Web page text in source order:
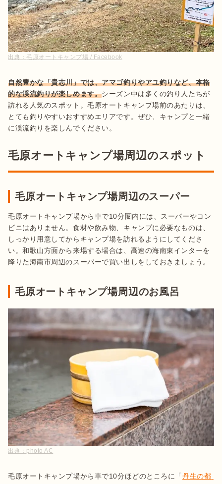
出典：毛原オートキャンプ場 / Facebook
自然豊かな「貴志川」では、アマゴ釣りやアユ釣りなど、本格
的な渓流釣りが楽しめます。シーズン中は多くの釣り人たちが
訪れる人気のスポット。毛原オートキャンプ場前のあたりは、
とても釣りやすいおすすめエリアです。ぜひ、キャンプと一緒
に渓流釣りを楽しんでください。
毛原オートキャンプ場周辺のスポット
毛原オートキャンプ場周辺のスーパー
毛原オートキャンプ場から車で10分圏内には、スーパーやコン
ビニはありません。食材や飲み物、キャンプに必要なものは、
しっかり用意してからキャンプ場を訪れるようにしてくださ
い。和歌山方面から来場する場合は、高速の海南東インターを
降りた海南市周辺のスーパーで買い出しをしておきましょう。
毛原オートキャンプ場周辺のお風呂
出典： photo AC
毛原オートキャンプ場から車で10分ほどのところに「丹生の都